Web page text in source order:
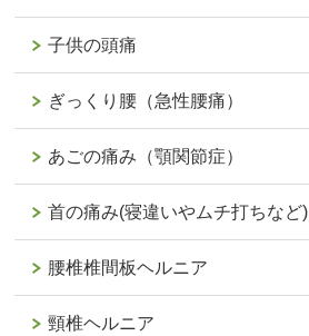
子供の頭痛
ぎっくり腰（急性腰痛）
あごの痛み（顎関節症）
首の痛み(寝違いやムチ打ちなど)
腰椎椎間板ヘルニア
頸椎ヘルニア